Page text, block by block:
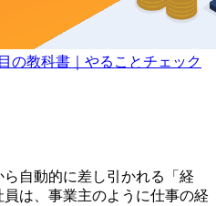
の教科書｜やることチェック
自動的に差し引かれる「経
は、事業主のように仕事の経